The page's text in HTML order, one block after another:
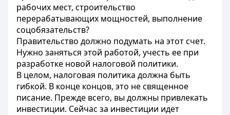
рабочих мест, строительство
перерабатывающих мощностей, выполнение
соцобязательств?
Правительство должно подумать на этот счет.
Нужно заняться этой работой, учесть ее при
разработке новой налоговой политики.
В целом, налоговая политика должна быть
гибкой. В конце концов, это не священное
писание. Прежде всего, вы должны привлекать
инвестиции. Сейчас за инвестиции идет